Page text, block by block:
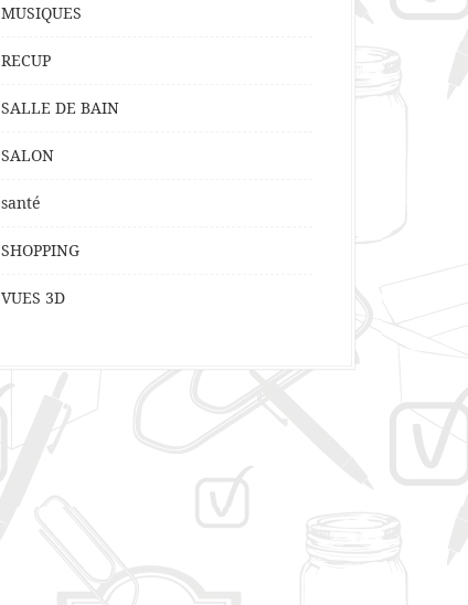
MUSIQUES
RECUP
SALLE DE BAIN
SALON
santé
SHOPPING
VUES 3D